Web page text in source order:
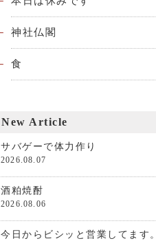
神社仏閣
食
New Article
サバゲーで体力作り
2026.08.07
酒粕焼酎
2026.08.06
今日からビシッと営業してます。